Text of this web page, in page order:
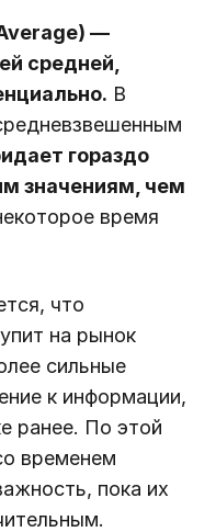
—
средней,
В
гораздо
значениям, чем
время
что
на рынок
сильные
к информации,
ранее. По этой
временем
пока их